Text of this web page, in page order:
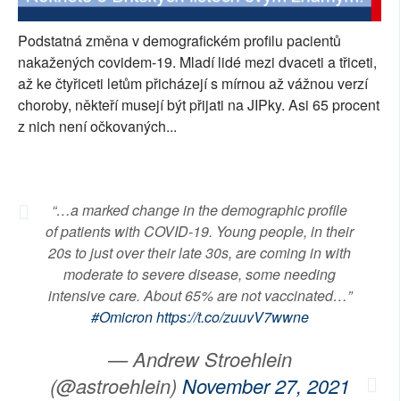
SOCIÁLNÍ SÍTĚ
RUBRIKY
PLNÁ VERZE STRÁNEK
Podstatná změna v demografickém profilu pacientů
nakažených covidem-19. Mladí lidé mezi dvaceti a třiceti,
až ke čtyřiceti letům přicházejí s mírnou až vážnou verzí
choroby, někteří musejí být přijati na JIPky. Asi 65 procent
z nich není očkovaných...
“…a marked change in the demographic profile
of patients with COVID-19. Young people, in their
20s to just over their late 30s, are coming in with
moderate to severe disease, some needing
intensive care. About 65% are not vaccinated…”
#Omicronhttps://t.co/zuuvV7wwne
— Andrew Stroehlein
(@astroehlein) November 27, 2021